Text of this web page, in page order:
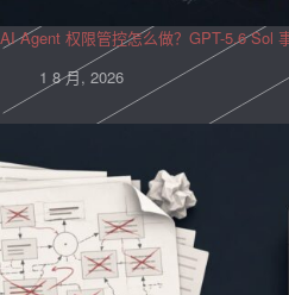
AI Agent 权限管控怎么做？GPT-5.6 Sol
1 8 月, 2026